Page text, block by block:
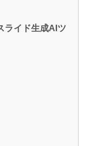
ライド生成AIツ